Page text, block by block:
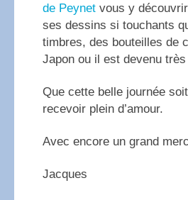
de Peynet vous y
ses dessins si touchants
timbres, des bouteilles de
Japon ou il est devenu
Que cette belle journée
recevoir plein d’amour.
Avec encore un grand
Jacques